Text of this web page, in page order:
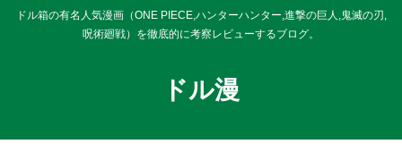
ドル箱の有名人気漫画（ONE PIECE,ハンターハンター,進撃の巨人,鬼滅の刃,
呪術廻戦）を徹底的に考察レビューするブログ。
ドル漫